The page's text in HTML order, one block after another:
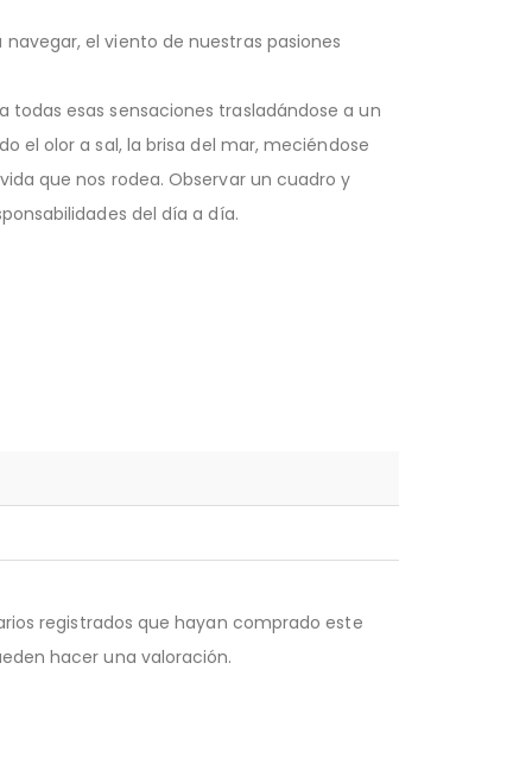
el viento de nuestras pasiones
esas sensaciones trasladándose a un
el olor a sal, la brisa del mar, meciéndose
que nos rodea. Observar un cuadro y
del día a día.
registrados que hayan comprado este
hacer una valoración.